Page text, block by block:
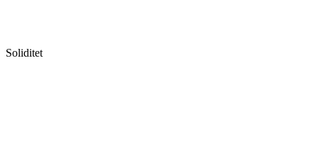
Soliditet